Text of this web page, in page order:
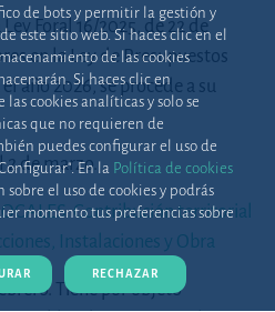
Foral 16/2025, de 22 de
en la Ley de Presupuestos
año 2026, se procede a su
de marzo.
Contribución territorial
Instalaciones y Obra
Tiene por objeto
de bots y permitir la gestión y
este sitio web. Si haces clic en el
de las cookies
Si haces clic en
las cookies analíticas y solo se
que no requieren de
puedes configurar el uso de
En la Política de cookies
el uso de cookies y podrás
momento tus preferencias sobre
RECHAZAR